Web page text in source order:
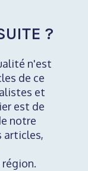
?
n'est
de ce
et
est de
notre
articles,